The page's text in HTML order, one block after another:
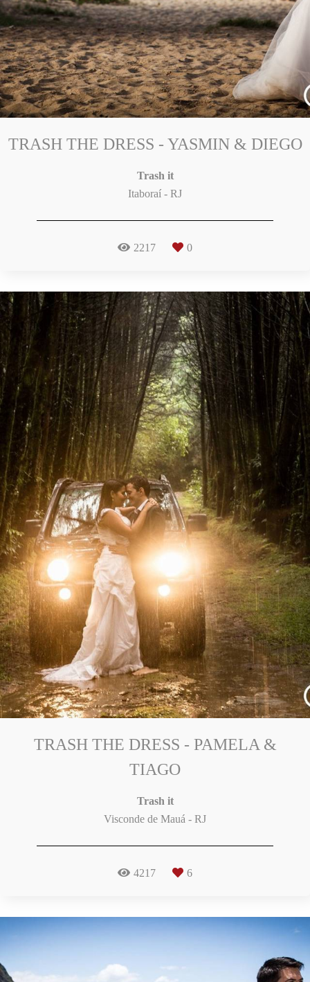
TRASH THE DRESS - YASMIN & DIEGO
Trash it
Itaboraí - RJ
2217 0
TRASH THE DRESS - PAMELA &
TIAGO
Trash it
Visconde de Mauá - RJ
4217 6